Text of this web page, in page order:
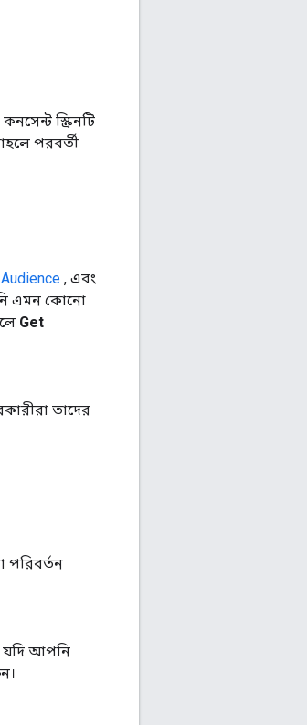
স্ক্রিনটি
পরবর্তী
Audience , এবং
এমন কোনো
Get
তাদের
পরিবর্তন
যদি আপনি